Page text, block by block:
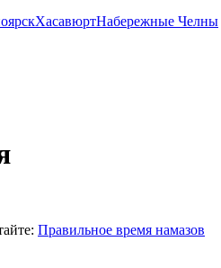
ХасавюртНабережные Челны
Правильное время намазов